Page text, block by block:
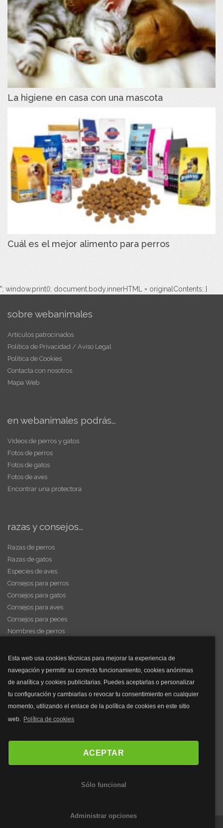
Esta web usa cookies técnicas para mejorar la experiencia de
navegación y permitir su correcto funcionamiento, cookies anónimas
de analítica y cookies publicitarias. Puedes aceptarlas o personalizar
tu configuración y cambiarlas o revocar tu consentimiento en cualquier
momento, utilizando el enlace de la política de cookies en este sitio
web. Política de cookies
ACEPTAR
Sólo funcional
Administrar opciones
La higiene en casa con una mascota
Cuál es el mejor alimento para perros
"; window.print(); document.body.innerHTML = originalContents; }
sobre webanimales
Artículos patrocinados
Política de Privacidad / Aviso Legal
Política de Cookies
Contacta con nosotros
Mapa Web
en webanimales podrás...
Vídeos de perros y gatos
Fotos de perros
Fotos de gatos
Fotos de aves
Encontrar una protectora
razas y consejos...
Razas de perros
Razas de gatos
Especies de aves
Consejos para perros
Consejos para gatos
Consejos para aves
Consejos para peces
Nombres de perros
y mucho más...